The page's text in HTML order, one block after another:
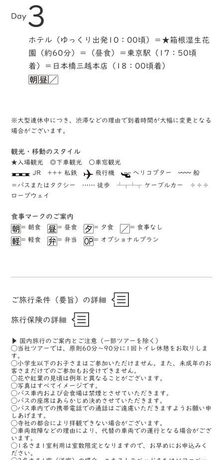
Day 3
ホテル（ゆっくり出発10：00頃）＝★箱根湿生花
園（約60分）＝（昼食）＝東京駅（17：50頃
着）＝日本橋三越本店（18：00頃着）
※大型連休中につき、渋滞などの理由で到着時間が大幅に変更となる
場合がございます。
観光・移動のスタイル
★入場観光 ◎下車観光 ○車窓観光
JR +++ 私鉄
飛行機
ヘリコプター 〰〰 船
＝バスまたはタクシー …… 徒歩 ┴┬┴┬ ケーブルカー ÷÷÷
ロープウェイ
⾷事マークのご案内
= 朝食 = 昼食 = 夕食
= 食事なし
= 軽食
= 弁当 = オプショナルプラン
ご旅行条件（要旨）の詳細
旅行保険の詳細
▶ 国内旅行のご案内とご注意（一部ツアーを除く）
◯当社ツアーでは、原則60分〜90分に1回トイレ休憩をお取りしま
す。
◯小学生以下のお子さまはご参加いただけません。また、未成年のお
客さまだけでのご参加もお受けできません。
◯花や紅葉の見頃は例年と異なることがございます。
◯写真はすべてイメージです。
◯バス車内および会食場は禁煙とさせていただきます。
◯バスの座席はあらかじめ決めさせていただきます。
◯バス車内での携帯電話での通話はご遠慮いただきますようお願い申
しあげます。
◯寺社の都合により拝観できない場合がございます。
◯車両故障などの理由により、代替の車両での運行となる場合がござ
います。
◯1名さま1室利用は室数限定となりますので、お早めにお申込みく
ださい。